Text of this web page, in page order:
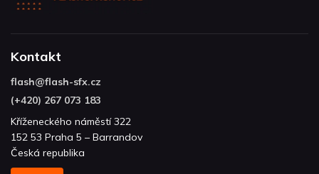
Kontakt
flash@flash-sfx.cz
(+420) 267 073 183
Kříženeckého náměstí 322
152 53 Praha 5 – Barrandov
Česká republika